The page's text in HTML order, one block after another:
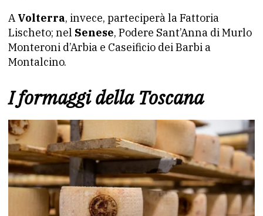
A Volterra, invece, parteciperà la Fattoria
Lischeto; nel Senese, Podere Sant’Anna di Murlo
Monteroni d’Arbia e Caseificio dei Barbi a
Montalcino.
I formaggi della Toscana